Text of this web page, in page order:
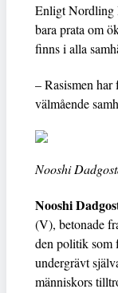
Enligt Nordling
bara prata om
finns i alla
– Rasismen har
välmående
Nooshi
Nooshi
(V), betonade
den politik som
undergrävt
människors